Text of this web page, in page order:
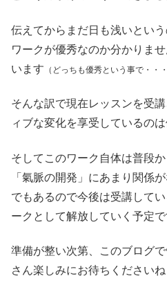
伝えてからまだ日も浅いとい
ワークが優秀なのか分かりま
います （どっちも優秀という事で・・・
そんな訳で現在レッスンを受
ィブな変化を享受しているの
そしてこのワーク自体は普段
「氣脈の開発」にあまり関係
でもあるので今後は受講して
ークとして解放していく予定で
準備が整い次第、このブログ
さん楽しみにお待ちくださいね